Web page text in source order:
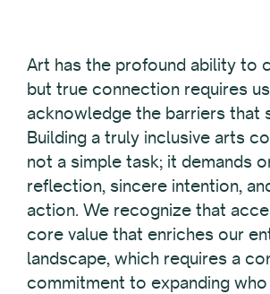
Art has the profound ability to
but true connection requires
acknowledge the barriers that
Building a truly inclusive arts
not a simple task; it demands
reflection, sincere intention,
action. We recognize that
core value that enriches our
landscape, which requires a
commitment to expanding